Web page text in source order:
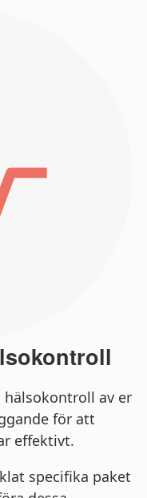
hälsokontroll av er
för att
effektivt.
specifika paket